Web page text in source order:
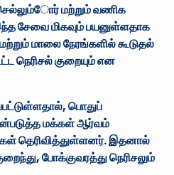
மற்றும் வணிக
சேவை மிகவும் பயனுள்ளதாக
மாலை நேரங்களில் கூடுதல்
நெரிசல் குறையும் என
பொதுப்
மக்கள் ஆர்வம்
தெரிவித்துள்ளனர். இதனால்
போக்குவரத்து நெரிசலும்